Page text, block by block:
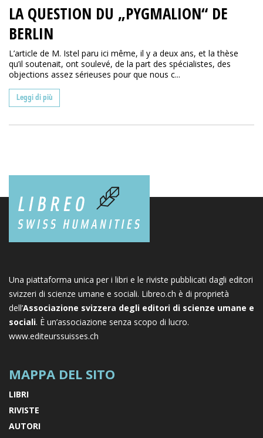
LA QUESTION DU „PYGMALION“ DE
BERLIN
L’article de M. Istel paru ici même, il y a deux ans, et la thèse
qu’il soutenait, ont soulevé, de la part des spécialistes, des
objections assez sérieuses pour que nous c...
Leggi di più
Una piattaforma unica per i libri e le riviste pubblicati dagli editori
svizzeri di scienze umane e sociali. Libreo.ch è di proprietà
dell’Associazione svizzera degli editori di scienze umane e
sociali. È un’associazione senza scopo di lucro.
www.editeurssuisses.ch
MAPPA DEL SITO
LIBRI
RIVISTE
AUTORI